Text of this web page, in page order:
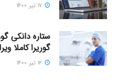
ستاره دانکی
گوریرا کاملا